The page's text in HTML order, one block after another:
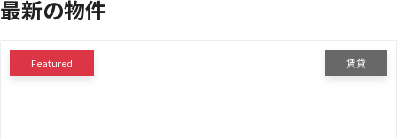
最新の物件
賃貸
Featured